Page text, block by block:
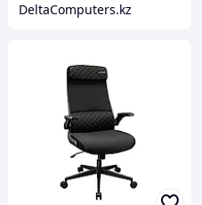
DeltaComputers.kz